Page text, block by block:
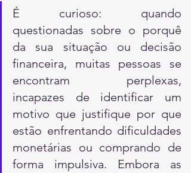
É curioso: quando
questionadas sobre o porquê
da sua situação ou decisão
financeira, muitas pessoas se
encontram perplexas,
incapazes de identificar um
motivo que justifique por que
estão enfrentando dificuldades
monetárias ou comprando de
forma impulsiva. Embora as